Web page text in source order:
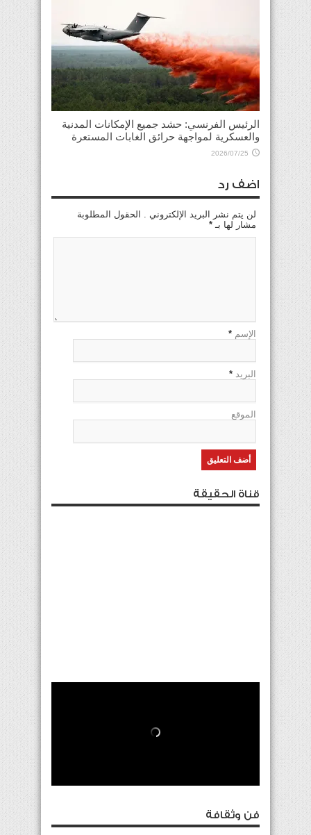
الرئيس الفرنسي: حشد جميع الإمكانات المدنية
والعسكرية لمواجهة حرائق الغابات المستعرة
2026/07/25
اضف رد
لن يتم نشر البريد الإلكتروني . الحقول المطلوبة
مشار لها بـ *
الإسم *
البريد *
الموقع
قناة الحقيقة
فن وثقافة